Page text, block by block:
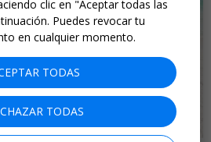
clic en "Aceptar todas las
Puedes revocar tu
en cualquier momento.
TODAS
TODAS